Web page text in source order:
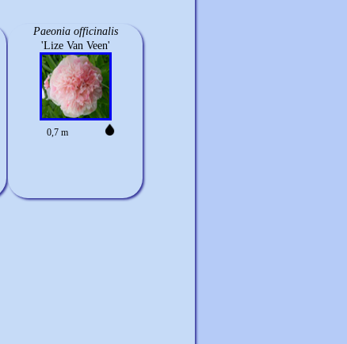
Paeonia officinalis
'Lize Van Veen'
0,7 m